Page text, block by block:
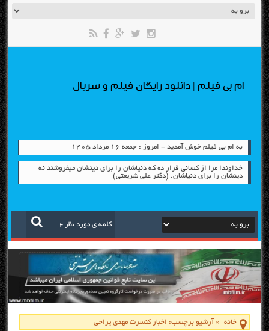
ام بی فیلم | دانلود رایگان فیلم و سریال
به ام بی فیلم خوش آمدید - امروز : جمعه ۱۶ مرداد ۱۴۰۵
خداوندا مرا از کسانی قرار دِه که دنیاشان را برای دینشان میفروشند نه
دینشان را برای دنیاشان. (دکتر علی شریعتی)
خانه » آرشیو برچسب: اخبار کنسرت مهدی یراحی